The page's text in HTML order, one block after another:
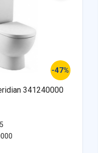
-47%
341240000